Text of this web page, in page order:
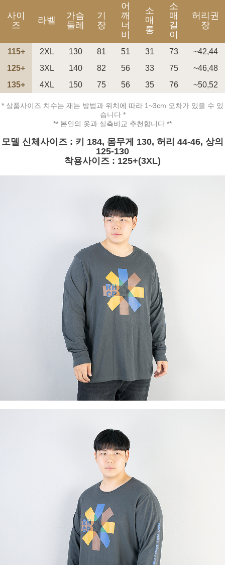
페이코 ID로 페
PAYCO 바로구매
사이
즈
라벨
가슴
둘레
기
장
어
깨
너
비
소
매
통
소
매
길
이
허리권
장
115+ 2XL 130 81 51 31 73
~42,44
125+
3XL 140 82 56 33 75
~46,48
135+
4XL 150 75 56 35 76 ~50,52
* 상품사이즈 치수는 재는 방법과 위치에 따라 1~3cm 오차가 있을 수 있
습니다 *
** 본인의 옷과 실측비교 추천합니다 **
모델 신체사이즈 : 키 184, 몸무게 130, 허리 44-46, 상의
125-130
착용사이즈 : 125+(3XL)